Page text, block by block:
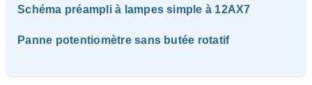
Schéma préampli à lampes simple à 12AX7
Panne potentiomètre sans butée rotatif